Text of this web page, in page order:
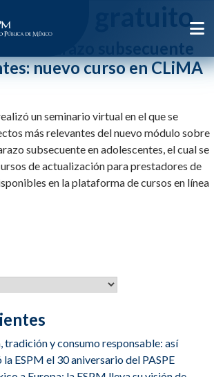
curso gratuito
embarazo subsecuente
nuevo curso en CLiMA
un seminario virtual en el que se
más relevantes del nuevo módulo sobre
subsecuente en adolescentes, el cual se
de actualización para prestadores de
en la plataforma de cursos en línea
tradición y consumo responsable: así
ESPM el 30 aniversario del PASPE